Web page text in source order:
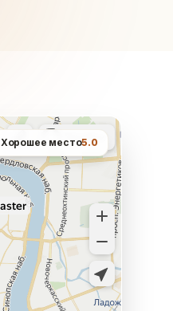
Хорошее место5.0